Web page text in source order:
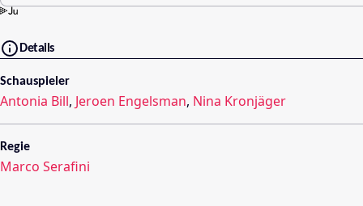
Details
Schauspieler
Antonia Bill, Jeroen Engelsman, Nina Kronjäger
Regie
Marco Serafini